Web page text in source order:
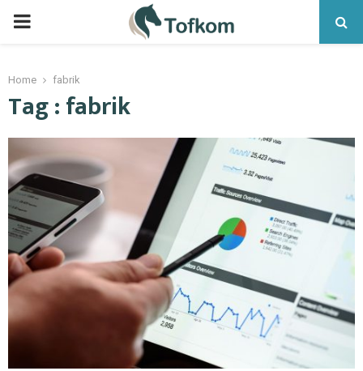
Home fabrik
Tag : fabrik